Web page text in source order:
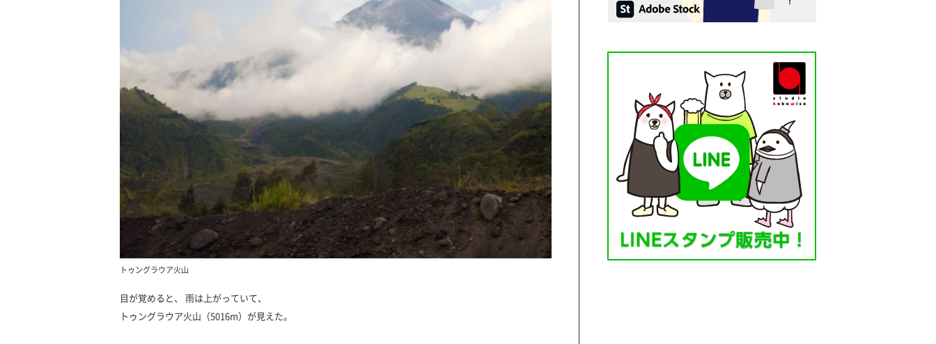
トゥングラウア火山
目が覚めると、 雨は上がっていて、
トゥングラウア火山（5016m）が見えた。